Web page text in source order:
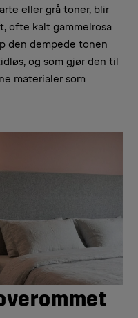
eller grå toner, blir
ofte kalt gammelrosa
den dempede tonen
og som gjør den til
materialer som